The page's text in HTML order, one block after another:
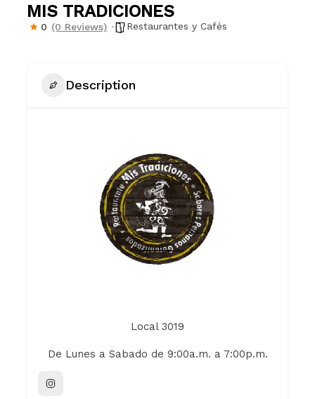
MIS TRADICIONES
0 (0 Reviews) Restaurantes y Cafés
Description
Local 3019
De Lunes a Sabado de 9:00a.m. a 7:00p.m.